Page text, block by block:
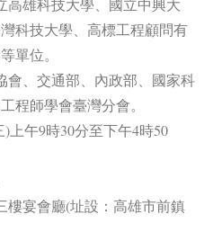
雄科技大學、國立中興大
科技大學、高標工程顧問有
單位。
、交通部、內政部、國家科
程師學會臺灣分會。
上午9時30分至下午4時50
宴會廳(址設：高雄市前鎮